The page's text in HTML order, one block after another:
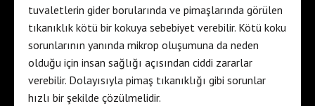
tuvaletlerin gider borularında ve pimaşlarında görülen
tıkanıklık kötü bir kokuya sebebiyet verebilir. Kötü koku
sorunlarının yanında mikrop oluşumuna da neden
olduğu için insan sağlığı açısından ciddi zararlar
verebilir. Dolayısıyla pimaş tıkanıklığı gibi sorunlar
hızlı bir şekilde çözülmelidir.